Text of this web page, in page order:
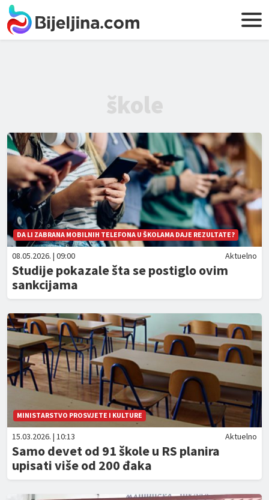
škole
DA LI ZABRANA MOBILNIH TELEFONA U ŠKOLAMA DAJE REZULTATE?
08.05.2026. | 09:00 Aktuelno
Studije pokazale šta se postiglo ovim
sankcijama
MINISTARSTVO PROSVJETE I KULTURE
15.03.2026. | 10:13 Aktuelno
Samo devet od 91 škole u RS planira
upisati više od 200 đaka